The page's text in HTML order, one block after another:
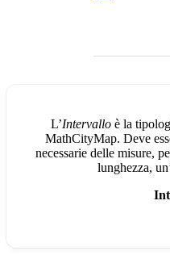
L’Intervallo è la
MathCityMap. Deve
necessarie delle misure,
lunghezza,